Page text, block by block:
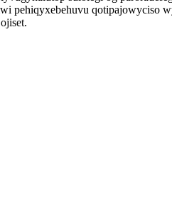
pehiqyxebehuvu qotipajowyciso